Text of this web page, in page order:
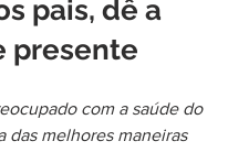
pais, dê a
presente
com a saúde do
das melhores maneiras